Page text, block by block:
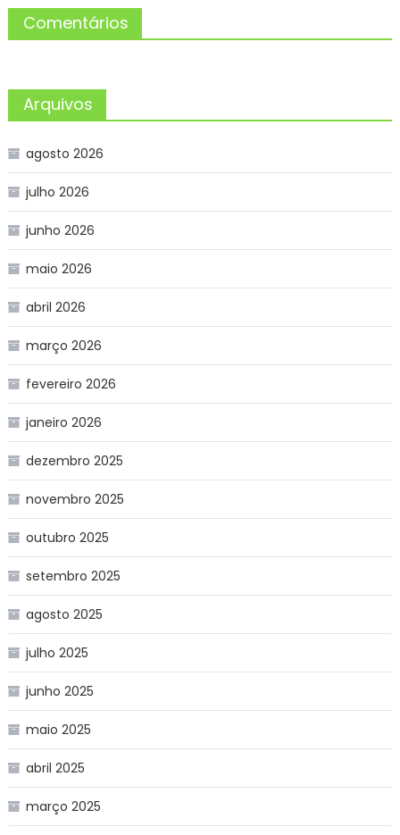
Comentários
Arquivos
agosto 2026
julho 2026
junho 2026
maio 2026
abril 2026
março 2026
fevereiro 2026
janeiro 2026
dezembro 2025
novembro 2025
outubro 2025
setembro 2025
agosto 2025
julho 2025
junho 2025
maio 2025
abril 2025
março 2025